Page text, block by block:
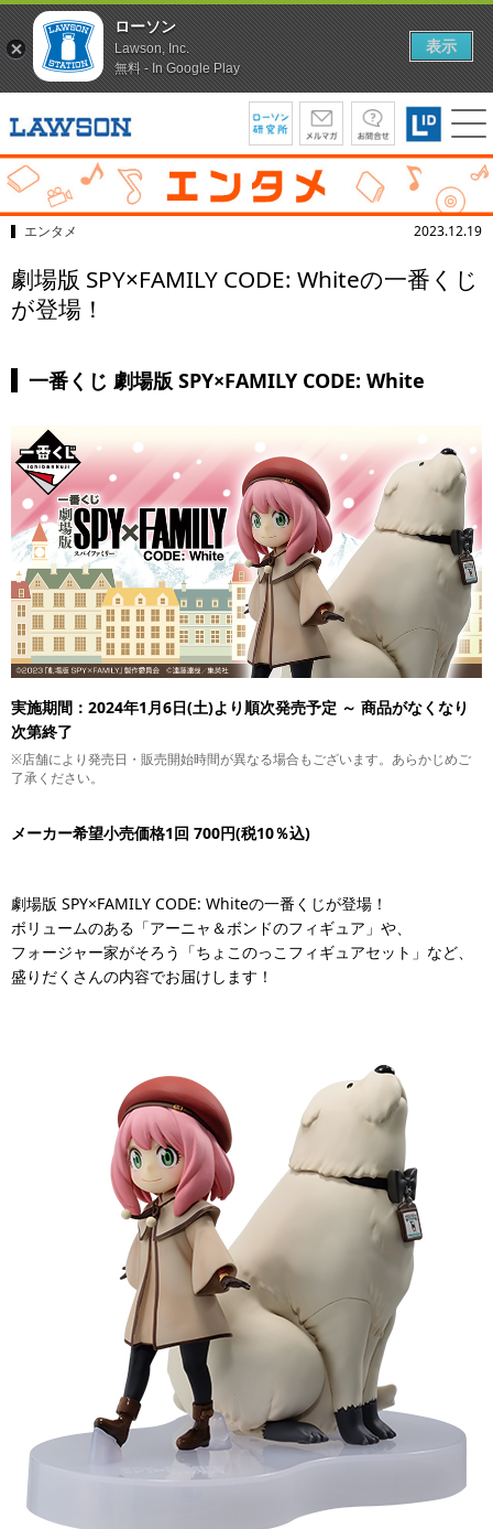
エンタメ 2023.12.19
劇場版 SPY×FAMILY CODE: Whiteの一番くじ
が登場！
一番くじ 劇場版 SPY×FAMILY CODE: White
実施期間：2024年1月6日(土)より順次発売予定 ～ 商品がなくなり
次第終了
※店舗により発売日・販売開始時間が異なる場合もございます。あらかじめご
了承ください。
メーカー希望小売価格1回 700円(税10％込)
劇場版 SPY×FAMILY CODE: Whiteの一番くじが登場！
ボリュームのある「アーニャ＆ボンドのフィギュア」や、
フォージャー家がそろう「ちょこのっこフィギュアセット」など、
盛りだくさんの内容でお届けします！
ローソン
Lawson, Inc.
無料 - In Google Play
表示